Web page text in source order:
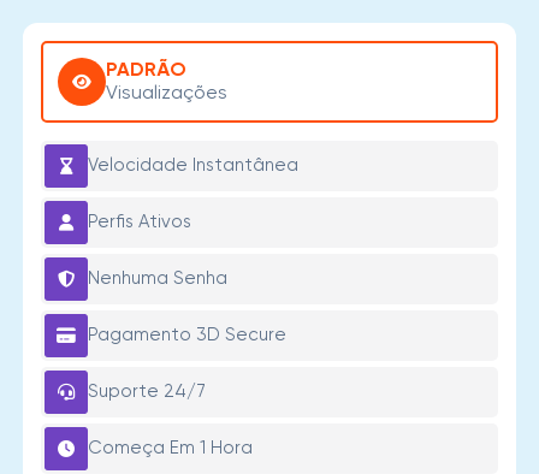
PADRÃO
Visualizações
Velocidade Instantânea
Perfis Ativos
Nenhuma Senha
Pagamento 3D Secure
Suporte 24/7
Começa Em 1 Hora